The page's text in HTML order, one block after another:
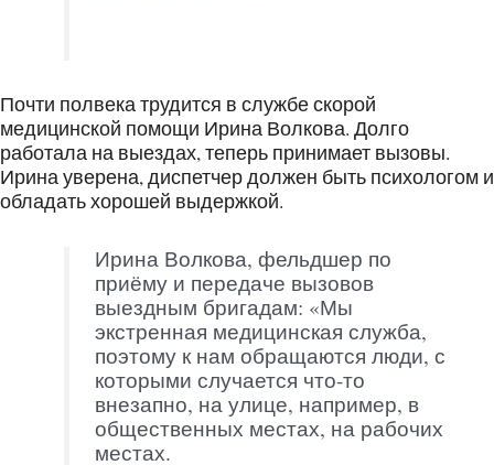
Почти полвека трудится в службе скорой
медицинской помощи Ирина Волкова. Долго
работала на выездах, теперь принимает вызовы.
Ирина уверена, диспетчер должен быть психологом и
обладать хорошей выдержкой.
Ирина Волкова, фельдшер по
приёму и передаче вызовов
выездным бригадам: «Мы
экстренная медицинская служба,
поэтому к нам обращаются люди, с
которыми случается что-то
внезапно, на улице, например, в
общественных местах, на рабочих
местах.